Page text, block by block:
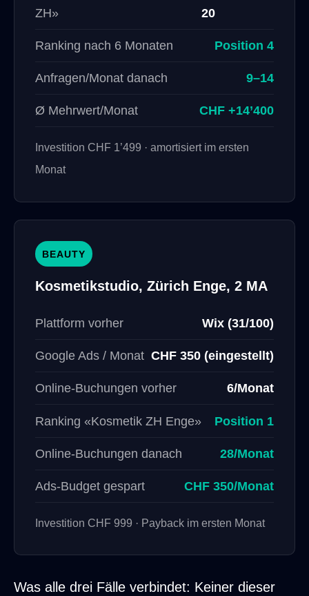
ZH» 20
Ranking nach 6 Monaten Position 4
Anfragen/Monat danach 9–14
Ø Mehrwert/Monat CHF +14’400
Investition CHF 1’499 · amortisiert im ersten
Monat
BEAUTY
Kosmetikstudio, Zürich Enge, 2 MA
Plattform vorher Wix (31/100)
Google Ads / Monat CHF 350 (eingestellt)
Online-Buchungen vorher 6/Monat
Ranking «Kosmetik ZH Enge» Position 1
Online-Buchungen danach 28/Monat
Ads-Budget gespart CHF 350/Monat
Investition CHF 999 · Payback im ersten Monat
Was alle drei Fälle verbindet: Keiner dieser